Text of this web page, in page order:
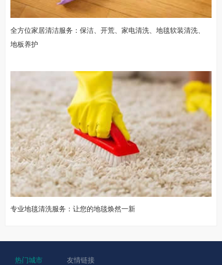
全方位家居清洁服务：保洁、开荒、家电清洗、地毯软装清洗、
地板养护
专业地毯清洗服务：让您的地毯焕然一新
热门城市 友情链接